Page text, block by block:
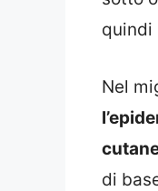
quindi
Nel
di